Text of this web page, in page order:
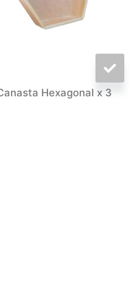
Hexagonal x 3